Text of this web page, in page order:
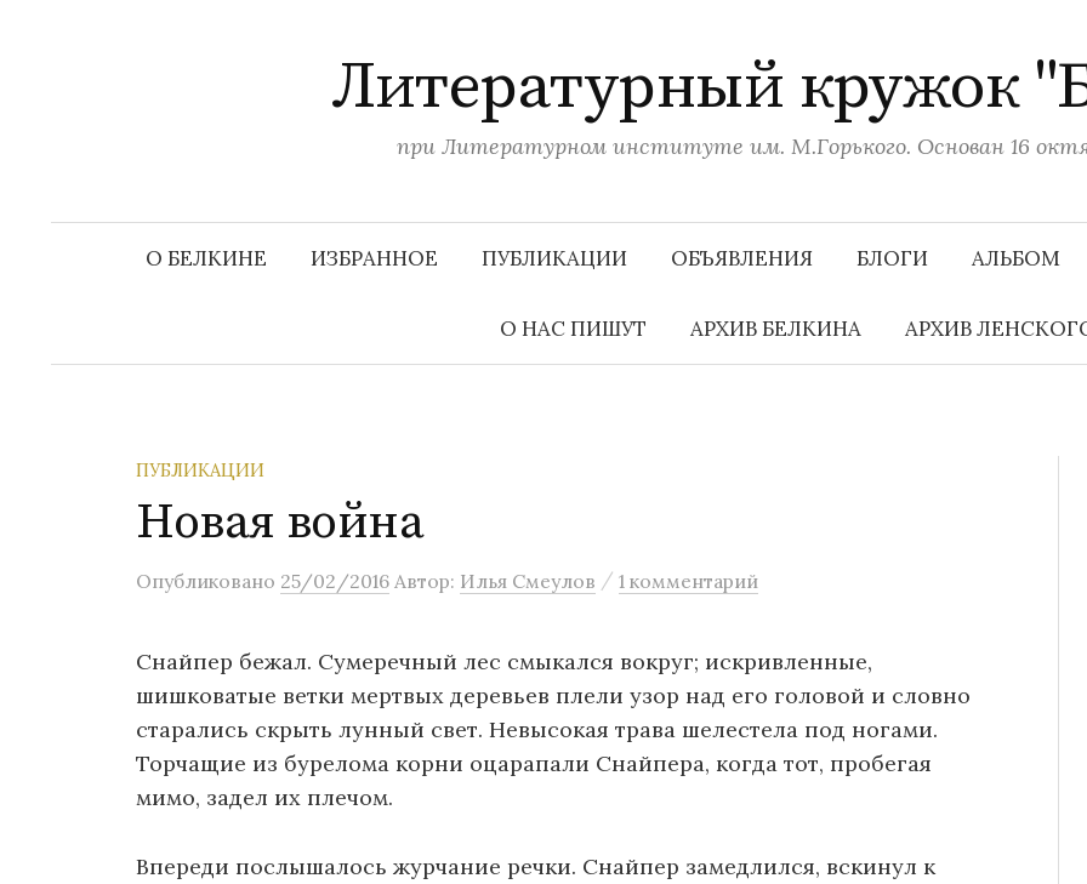
и
Литературный кружок
при Литературном институте им. М.Горького. Основан 16
О БЕЛКИНЕ ИЗБРАННОЕ ПУБЛИКАЦИИ ОБЪЯВЛЕНИЯ БЛОГИ АЛЬБОМ
О НАС ПИШУТ АРХИВ БЕЛКИНА АРХИВ
ПУБЛИКАЦИИ
Новая война
Опубликовано 25/02/2016 Автор: Илья Смеулов / 1 комментарий
Снайпер бежал. Сумеречный лес смыкался вокруг; искривленные,
шишковатые ветки мертвых деревьев плели узор над его головой и словно
старались скрыть лунный свет. Невысокая трава шелестела под ногами.
Торчащие из бурелома корни оцарапали Снайпера, когда тот, пробегая
мимо, задел их плечом.
Впереди послышалось журчание речки. Снайпер замедлился, вскинул к